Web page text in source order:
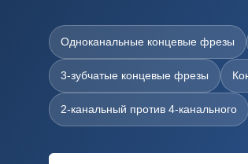
Одноканальные концевые фрезы
3-зубчатые концевые фрезы
2-канальный против 4-канального